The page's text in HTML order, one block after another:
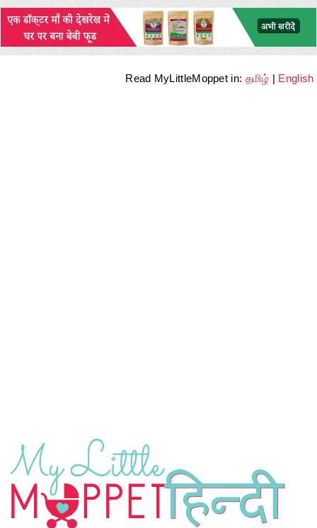
Read MyLittleMoppet in: தமிழ் | English